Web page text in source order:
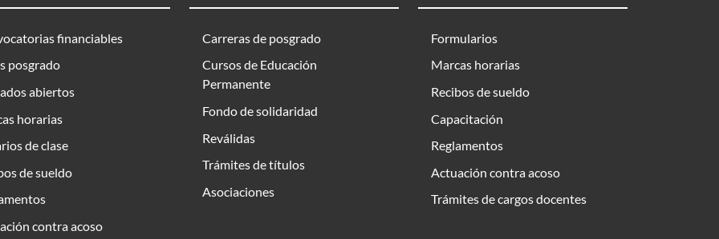
financiables
posgrado
abiertos
horarias
de clase
de sueldo
contra acoso
Carreras de posgrado
Cursos de Educación
Permanente
Fondo de solidaridad
Reválidas
Trámites de títulos
Asociaciones
Formularios
Marcas horarias
Recibos de sueldo
Capacitación
Reglamentos
Actuación contra acoso
Trámites de cargos docentes